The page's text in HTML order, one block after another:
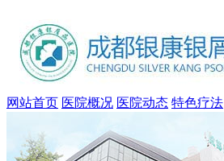
网站首页 医院概况 医院动态 特色疗法